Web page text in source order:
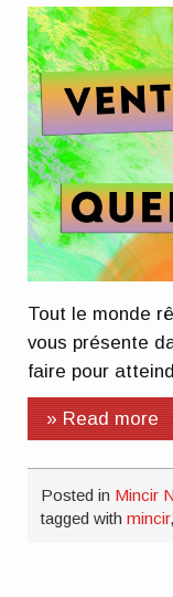
Tout le monde
vous présente
faire pour
» Read more
Posted in Mincir
tagged withmincir